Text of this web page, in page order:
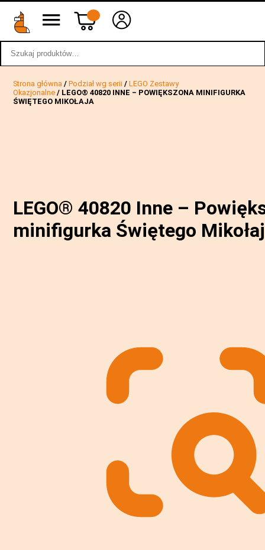
wstecz
Strona główna /Podział wg serii /LEGO Zestawy
Okazjonalne / LEGO® 40820 INNE – POWIĘKSZONA MINIFIGURKA
ŚWIĘTEGO MIKOŁAJA
LEGO® 40820 Inne –
minifigurka Świętego